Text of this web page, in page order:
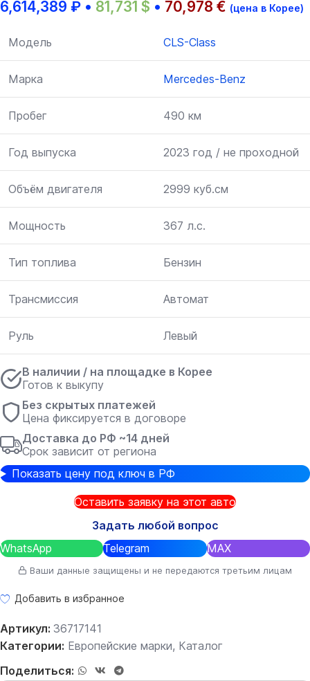
6,614,389 ₽ • 81,731 $ • 70,978 € (цена в Корее)
Модель CLS-Class
Марка Mercedes-Benz
Пробег 490 км
Год выпуска 2023 год / не проходной
Объём двигателя 2999 куб.см
Мощность 367 л.с.
Тип топлива Бензин
Трансмиссия Автомат
Руль Левый
В наличии / на площадке в Корее
Готов к выкупу
Без скрытых платежей
Цена фиксируется в договоре
Доставка до РФ ~14 дней
Срок зависит от региона
Показать цену под ключ в РФ
Оставить заявку на этот авто
Задать любой вопрос
WhatsApp
Telegram MAX
Ваши данные защищены и не передаются третьим лицам
Добавить в избранное
Артикул: 36717141
Категории: Европейские марки, Каталог
Поделиться: